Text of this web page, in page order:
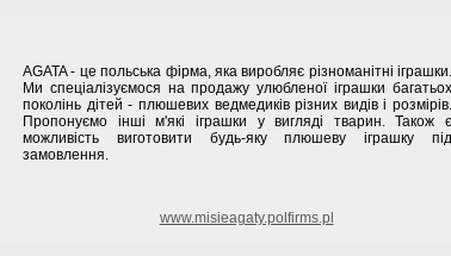
AGATA - це польська фірма, яка виробляє різноманітні іграшки.
Ми спеціалізуємося на продажу улюбленої іграшки багатьох
поколінь дітей - плюшевих ведмедиків різних видів і розмірів.
Пропонуємо інші м'які іграшки у вигляді тварин. Також є
можливість виготовити будь-яку плюшеву іграшку під
замовлення.
www.misieagaty.polfirms.pl